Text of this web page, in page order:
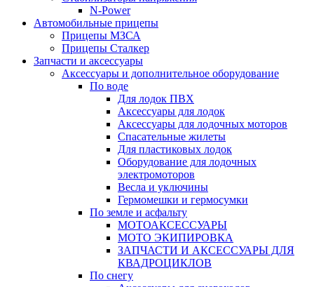
N-Power
Автомобильные прицепы
Прицепы МЗСА
Прицепы Сталкер
Запчасти и аксессуары
Аксессуары и дополнительное оборудование
По воде
Для лодок ПВХ
Аксессуары для лодок
Аксессуары для лодочных моторов
Спасательные жилеты
Для пластиковых лодок
Оборудование для лодочных
электромоторов
Весла и уключины
Гермомешки и гермосумки
По земле и асфальту
МОТОАКСЕССУАРЫ
МОТО ЭКИПИРОВКА
ЗАПЧАСТИ И АКСЕССУАРЫ ДЛЯ
КВАДРОЦИКЛОВ
По снегу